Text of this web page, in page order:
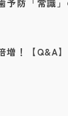
予防「常識
！【Q&A】